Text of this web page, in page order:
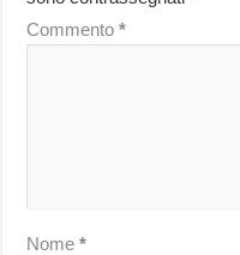
Commento*
Nome*